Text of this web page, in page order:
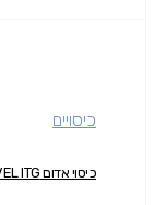
כיסויים
כיסוי אדום IPHONE 8 / 7 – PATCHWORKS LEVEL ITG